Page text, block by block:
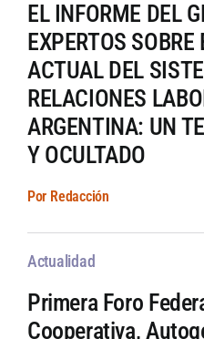
EL INFORME DEL
EXPERTOS SOBRE
ACTUAL DEL
RELACIONES
ARGENTINA: UN
Y OCULTADO
Por Redacción
Actualidad
Primera Foro
Cooperativa,